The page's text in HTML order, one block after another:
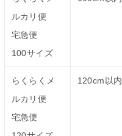
ルカリ便
宅急便
100サイズ
らくらくメ
ルカリ便
宅急便
120cm以内